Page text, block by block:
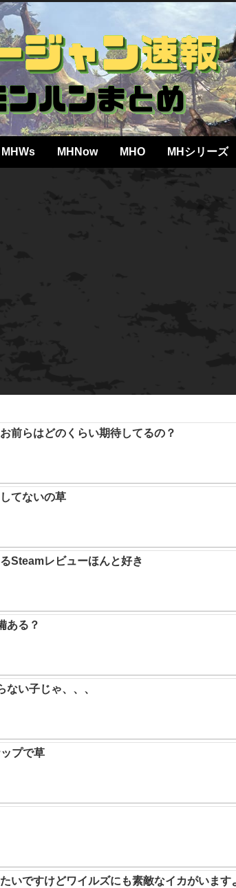
MHWs MHNow MHO MHシリーズ
前らはどのくらい期待してるの？
てないの草
Steamレビューほんと好き
ある？
ない子じゃ、、、
プで草
いですけどワイルズにも素敵なイカがいます